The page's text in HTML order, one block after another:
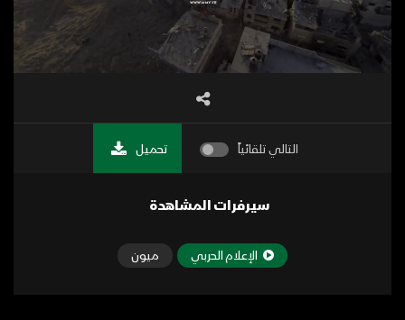
التالي تلقائياً تحميل
سيرفرات المشاهدة
الإعلام الحربي ميون